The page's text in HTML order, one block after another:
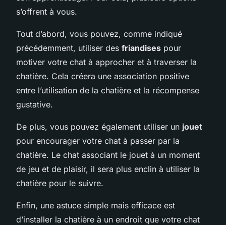
s’offrent à vous.
Tout d’abord, vous pouvez, comme indiqué
précédemment, utiliser des friandises pour
motiver votre chat à approcher et à traverser la
chatière. Cela créera une association positive
entre l’utilisation de la chatière et la récompense
gustative.
De plus, vous pouvez également utiliser un jouet
pour encourager votre chat à passer par la
chatière. Le chat associant le jouet à un moment
de jeu et de plaisir, il sera plus enclin à utiliser la
chatière pour le suivre.
Enfin, une astuce simple mais efficace est
d’installer la chatière à un endroit que votre chat